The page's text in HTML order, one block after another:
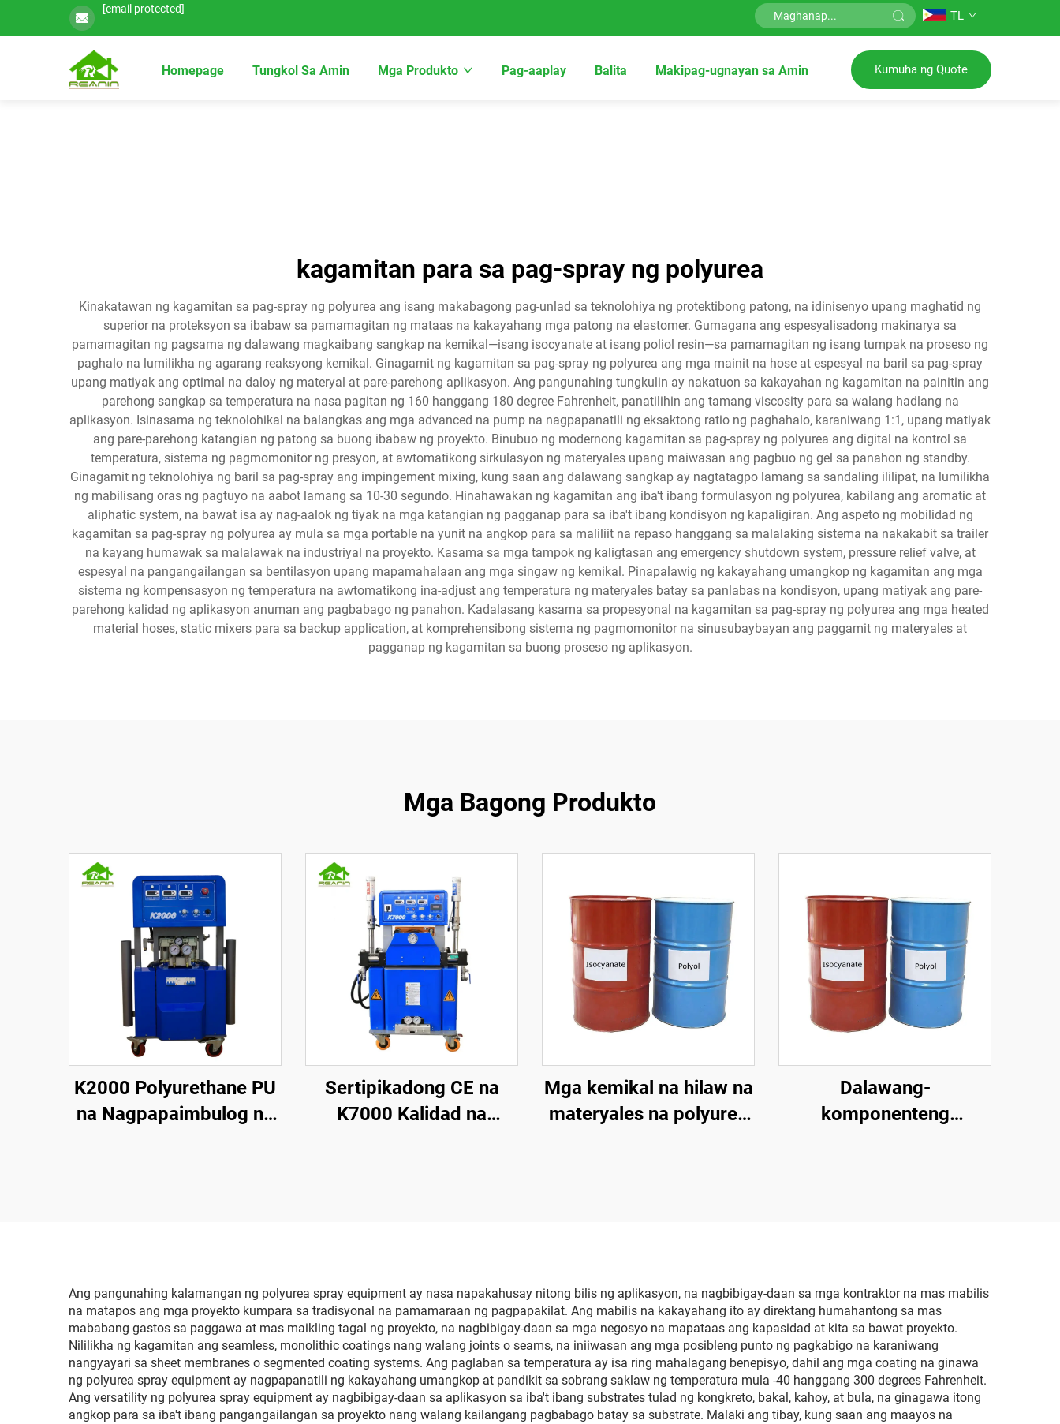
[email protected] TL
Homepage Tungkol Sa Amin Mga Produkto Pag-aaplay Balita Makipag-ugnayan sa Amin Kumuha ng Quote
kagamitan para sa pag-spray ng polyurea
Kinakatawan ng kagamitan sa pag-spray ng polyurea ang isang makabagong pag-unlad sa teknolohiya ng protektibong patong, na idinisenyo upang maghatid ng
superior na proteksyon sa ibabaw sa pamamagitan ng mataas na kakayahang mga patong na elastomer. Gumagana ang espesyalisadong makinarya sa
pamamagitan ng pagsama ng dalawang magkaibang sangkap na kemikal—isang isocyanate at isang poliol resin—sa pamamagitan ng isang tumpak na proseso ng
paghalo na lumilikha ng agarang reaksyong kemikal. Ginagamit ng kagamitan sa pag-spray ng polyurea ang mga mainit na hose at espesyal na baril sa pag-spray
upang matiyak ang optimal na daloy ng materyal at pare-parehong aplikasyon. Ang pangunahing tungkulin ay nakatuon sa kakayahan ng kagamitan na painitin ang
parehong sangkap sa temperatura na nasa pagitan ng 160 hanggang 180 degree Fahrenheit, panatilihin ang tamang viscosity para sa walang hadlang na
aplikasyon. Isinasama ng teknolohikal na balangkas ang mga advanced na pump na nagpapanatili ng eksaktong ratio ng paghahalo, karaniwang 1:1, upang matiyak
ang pare-parehong katangian ng patong sa buong ibabaw ng proyekto. Binubuo ng modernong kagamitan sa pag-spray ng polyurea ang digital na kontrol sa
temperatura, sistema ng pagmomonitor ng presyon, at awtomatikong sirkulasyon ng materyales upang maiwasan ang pagbuo ng gel sa panahon ng standby.
Ginagamit ng teknolohiya ng baril sa pag-spray ang impingement mixing, kung saan ang dalawang sangkap ay nagtatagpo lamang sa sandaling ililipat, na lumilikha
ng mabilisang oras ng pagtuyo na aabot lamang sa 10-30 segundo. Hinahawakan ng kagamitan ang iba't ibang formulasyon ng polyurea, kabilang ang aromatic at
aliphatic system, na bawat isa ay nag-aalok ng tiyak na mga katangian ng pagganap para sa iba't ibang kondisyon ng kapaligiran. Ang aspeto ng mobilidad ng
kagamitan sa pag-spray ng polyurea ay mula sa mga portable na yunit na angkop para sa maliliit na repaso hanggang sa malalaking sistema na nakakabit sa trailer
na kayang humawak sa malalawak na industriyal na proyekto. Kasama sa mga tampok ng kaligtasan ang emergency shutdown system, pressure relief valve, at
espesyal na pangangailangan sa bentilasyon upang mapamahalaan ang mga singaw ng kemikal. Pinapalawig ng kakayahang umangkop ng kagamitan ang mga
sistema ng kompensasyon ng temperatura na awtomatikong ina-adjust ang temperatura ng materyales batay sa panlabas na kondisyon, upang matiyak ang pare-
parehong kalidad ng aplikasyon anuman ang pagbabago ng panahon. Kadalasang kasama sa propesyonal na kagamitan sa pag-spray ng polyurea ang mga heated
material hoses, static mixers para sa backup application, at komprehensibong sistema ng pagmomonitor na sinusubaybayan ang paggamit ng materyales at
pagganap ng kagamitan sa buong proseso ng aplikasyon.
Mga Bagong Produkto
K2000 Polyurethane PU
na Nagpapaimbulog na
Sertipikadong CE na
K7000 Kalidad na
Mga kemikal na hilaw na
materyales na polyurea
Dalawang-
komponenteng
Ang pangunahing kalamangan ng polyurea spray equipment ay nasa napakahusay nitong bilis ng aplikasyon, na nagbibigay-daan sa mga kontraktor na mas mabilis
na matapos ang mga proyekto kumpara sa tradisyonal na pamamaraan ng pagpapakilat. Ang mabilis na kakayahang ito ay direktang humahantong sa mas
mababang gastos sa paggawa at mas maikling tagal ng proyekto, na nagbibigay-daan sa mga negosyo na mapataas ang kapasidad at kita sa bawat proyekto.
Nililikha ng kagamitan ang seamless, monolithic coatings nang walang joints o seams, na iniiwasan ang mga posibleng punto ng pagkabigo na karaniwang
nangyayari sa sheet membranes o segmented coating systems. Ang paglaban sa temperatura ay isa ring mahalagang benepisyo, dahil ang mga coating na ginawa
ng polyurea spray equipment ay nagpapanatili ng kakayahang umangkop at pandikit sa sobrang saklaw ng temperatura mula -40 hanggang 300 degrees Fahrenheit.
Ang versatility ng polyurea spray equipment ay nagbibigay-daan sa aplikasyon sa iba't ibang substrates tulad ng kongkreto, bakal, kahoy, at bula, na ginagawa itong
angkop para sa iba't ibang pangangailangan sa proyekto nang walang kailangang pagbabago batay sa substrate. Malaki ang tibay, kung saan ang maayos na